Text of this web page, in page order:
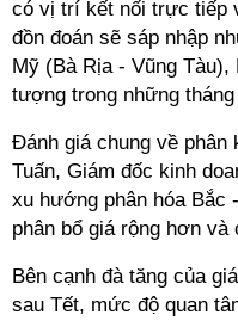
có vị trí kết nối trực tiếp
đồn đoán sẽ sáp nhập
Mỹ (Bà Rịa - Vũng
tượng trong những tháng
Đánh giá chung về phân
Tuấn, Giám đốc kinh
xu hướng phân hóa Bắc
phân bổ giá rộng hơn
Bên cạnh đà tăng của
sau Tết, mức độ quan